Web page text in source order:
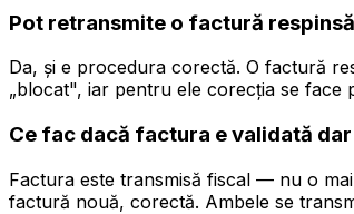
Pot retransmite o factură
Da, și e procedura corectă. O factură
„blocat", iar pentru ele corecția se
Ce fac dacă factura e validată
Factura este transmisă fiscal — nu o
factură nouă, corectă. Ambele se